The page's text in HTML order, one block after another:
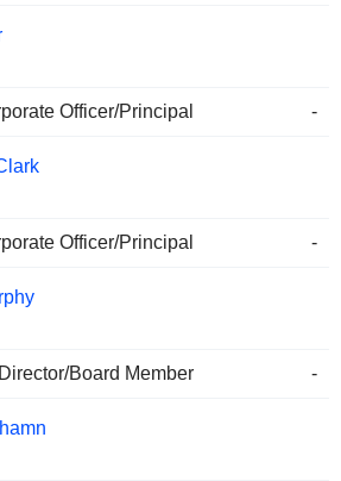
Officer/Principal -
Officer/Principal -
Director/Board Member -